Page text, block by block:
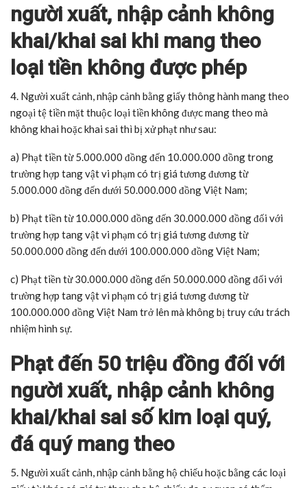
người xuất, nhập cảnh không
khai/khai sai khi mang theo
loại tiền không được phép
4. Người xuất cảnh, nhập cảnh bằng giấy thông hành mang theo
ngoại tệ tiền mặt thuộc loại tiền không được mang theo mà
không khai hoặc khai sai thì bị xử phạt như sau:
a) Phạt tiền từ 5.000.000 đồng đến 10.000.000 đồng trong
trường hợp tang vật vi phạm có trị giá tương đương từ
5.000.000 đồng đến dưới 50.000.000 đồng Việt Nam;
b) Phạt tiền từ 10.000.000 đồng đến 30.000.000 đồng đối với
trường hợp tang vật vi phạm có trị giá tương đương từ
50.000.000 đồng đến dưới 100.000.000 đồng Việt Nam;
c) Phạt tiền từ 30.000.000 đồng đến 50.000.000 đồng đối với
trường hợp tang vật vi phạm có trị giá tương đương từ
100.000.000 đồng Việt Nam trở lên mà không bị truy cứu trách
nhiệm hình sự.
Phạt đến 50 triệu đồng đối với
người xuất, nhập cảnh không
khai/khai sai số kim loại quý,
đá quý mang theo
5. Người xuất cảnh, nhập cảnh bằng hộ chiếu hoặc bằng các loại